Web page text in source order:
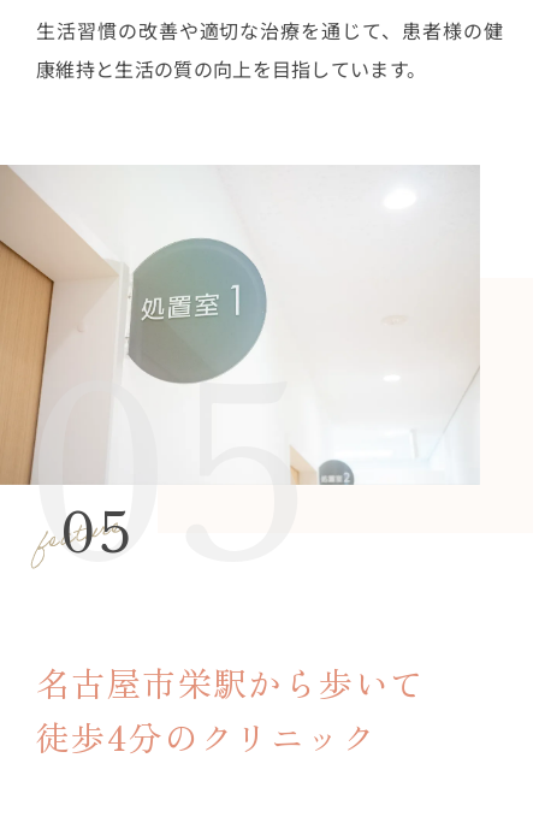
生活習慣の改善や適切な治療を通じて、患者様の健
康維持と生活の質の向上を目指しています。
05
名古屋市栄駅から歩いて
徒歩4分のクリニック